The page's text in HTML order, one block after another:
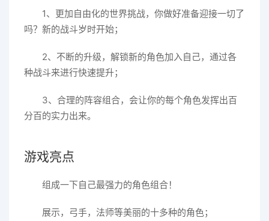
1、更加自由化的世界挑战，你做好准备迎接一切了
吗？新的战斗岁时开始；
2、不断的升级，解锁新的角色加入自己，通过各
种战斗来进行快速提升；
3、合理的阵容组合，会让你的每个角色发挥出百
分百的实力出来。
游戏亮点
组成一下自己最强力的角色组合！
展示，弓手，法师等美丽的十多种的角色；